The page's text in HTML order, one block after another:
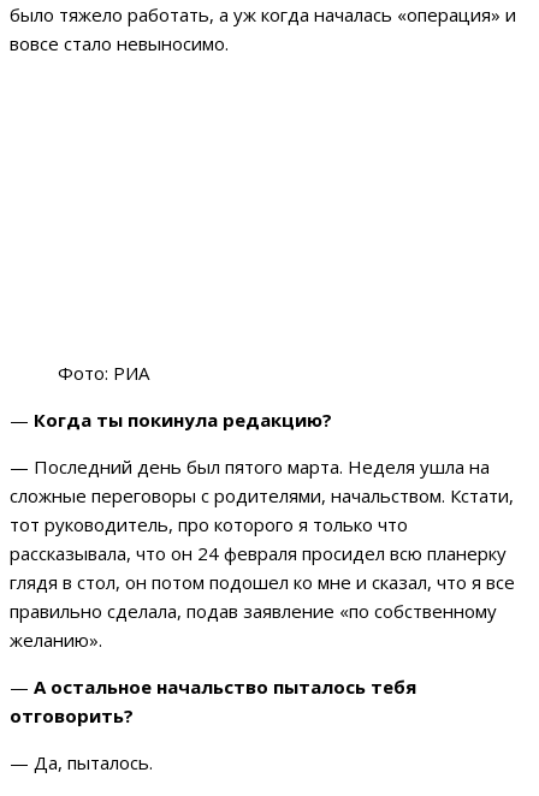
было тяжело работать, а уж когда началась «операция» и
вовсе стало невыносимо.
Фото: РИА
— Когда ты покинула редакцию?
— Последний день был пятого марта. Неделя ушла на
сложные переговоры с родителями, начальством. Кстати,
тот руководитель, про которого я только что
рассказывала, что он 24 февраля просидел всю планерку
глядя в стол, он потом подошел ко мне и сказал, что я все
правильно сделала, подав заявление «по собственному
желанию».
— А остальное начальство пыталось тебя
отговорить?
— Да, пыталось.